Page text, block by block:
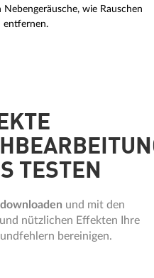
wie Rauschen
entfernen.
TESTEN
und mit den
nützlichen Effekten Ihre
bereinigen.